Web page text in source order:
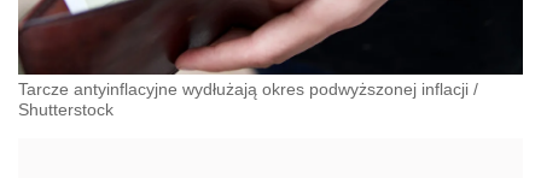
Tarcze antyinflacyjne wydłużają okres podwyższonej inflacji /
Shutterstock